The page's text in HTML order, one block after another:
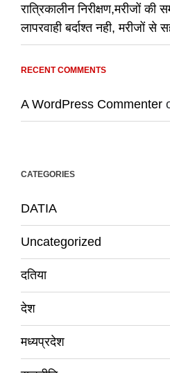
रात्रिकालीन निरीक्षण,मरीजों
लापरवाही बर्दाश्त नही, मरीजों से
RECENT COMMENTS
A WordPress Commenter
CATEGORIES
DATIA
Uncategorized
दतिया
देश
मध्यप्रदेश